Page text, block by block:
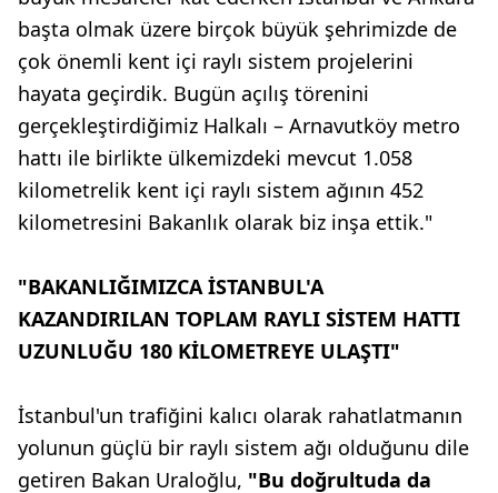
başta olmak üzere birçok büyük şehrimizde de
çok önemli kent içi raylı sistem projelerini
hayata geçirdik. Bugün açılış törenini
gerçekleştirdiğimiz Halkalı – Arnavutköy metro
hattı ile birlikte ülkemizdeki mevcut 1.058
kilometrelik kent içi raylı sistem ağının 452
kilometresini Bakanlık olarak biz inşa ettik."
"BAKANLIĞIMIZCA İSTANBUL'A
KAZANDIRILAN TOPLAM RAYLI SİSTEM HATTI
UZUNLUĞU 180 KİLOMETREYE ULAŞTI"
İstanbul'un trafiğini kalıcı olarak rahatlatmanın
yolunun güçlü bir raylı sistem ağı olduğunu dile
getiren Bakan Uraloğlu, "Bu doğrultuda da